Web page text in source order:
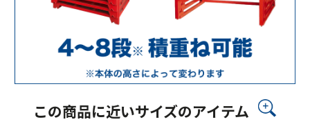
この商品に近いサイズのアイテム